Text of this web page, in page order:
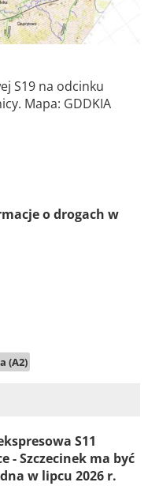
S19 na odcinku
Mapa: GDDKIA
o drogach w
(A2)
S11
- Szczecinek ma być
w lipcu 2026 r.